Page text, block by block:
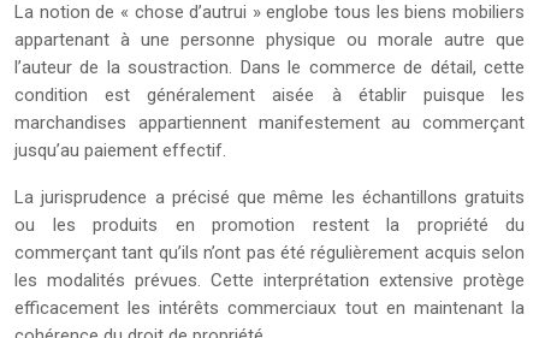
La notion de « chose d’autrui » englobe tous les biens mobiliers
appartenant à une personne physique ou morale autre que
l’auteur de la soustraction. Dans le commerce de détail, cette
condition est généralement aisée à établir puisque les
marchandises appartiennent manifestement au commerçant
jusqu’au paiement effectif.
La jurisprudence a précisé que même les échantillons gratuits
ou les produits en promotion restent la propriété du
commerçant tant qu’ils n’ont pas été régulièrement acquis selon
les modalités prévues. Cette interprétation extensive protège
efficacement les intérêts commerciaux tout en maintenant la